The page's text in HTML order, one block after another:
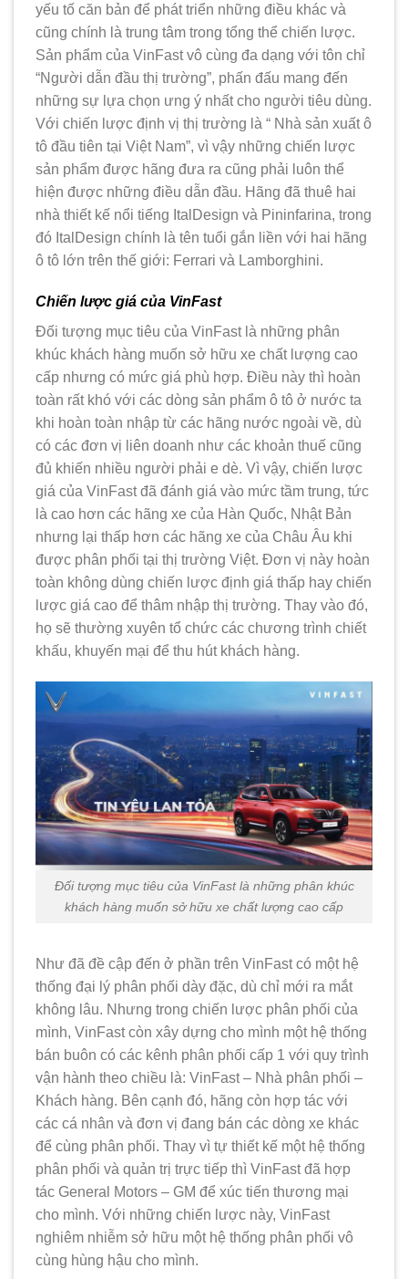
yếu tố căn bản để phát triển những điều khác và
cũng chính là trung tâm trong tổng thể chiến lược.
Sản phẩm của VinFast vô cùng đa dạng với tôn chỉ
“Người dẫn đầu thị trường”, phấn đấu mang đến
những sự lựa chọn ưng ý nhất cho người tiêu dùng.
Với chiến lược định vị thị trường là “ Nhà sản xuất ô
tô đầu tiên tại Việt Nam”, vì vậy những chiến lược
sản phẩm được hãng đưa ra cũng phải luôn thể
hiện được những điều dẫn đầu. Hãng đã thuê hai
nhà thiết kế nổi tiếng ItalDesign và Pininfarina, trong
đó ItalDesign chính là tên tuổi gắn liền với hai hãng
ô tô lớn trên thế giới: Ferrari và Lamborghini.
Chiến lược giá của VinFast
Đối tượng mục tiêu của VinFast là những phân
khúc khách hàng muốn sở hữu xe chất lượng cao
cấp nhưng có mức giá phù hợp. Điều này thì hoàn
toàn rất khó với các dòng sản phẩm ô tô ở nước ta
khi hoàn toàn nhập từ các hãng nước ngoài về, dù
có các đơn vị liên doanh như các khoản thuế cũng
đủ khiến nhiều người phải e dè. Vì vậy, chiến lược
giá của VinFast đã đánh giá vào mức tầm trung, tức
là cao hơn các hãng xe của Hàn Quốc, Nhật Bản
nhưng lại thấp hơn các hãng xe của Châu Âu khi
được phân phối tại thị trường Việt. Đơn vị này hoàn
toàn không dùng chiến lược định giá thấp hay chiến
lược giá cao để thâm nhập thị trường. Thay vào đó,
họ sẽ thường xuyên tổ chức các chương trình chiết
khấu, khuyến mại để thu hút khách hàng.
Đối tượng mục tiêu của VinFast là những phân khúc
khách hàng muốn sở hữu xe chất lượng cao cấp
Như đã đề cập đến ở phần trên VinFast có một hệ
thống đại lý phân phối dày đặc, dù chỉ mới ra mắt
không lâu. Nhưng trong chiến lược phân phối của
mình, VinFast còn xây dựng cho mình một hệ thống
bán buôn có các kênh phân phối cấp 1 với quy trình
vận hành theo chiều là: VinFast – Nhà phân phối –
Khách hàng. Bên cạnh đó, hãng còn hợp tác với
các cá nhân và đơn vị đang bán các dòng xe khác
để cùng phân phối. Thay vì tự thiết kế một hệ thống
phân phối và quản trị trực tiếp thì VinFast đã hợp
tác General Motors – GM để xúc tiến thương mại
cho mình. Với những chiến lược này, VinFast
nghiêm nhiễm sở hữu một hệ thống phân phối vô
cùng hùng hậu cho mình.